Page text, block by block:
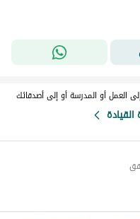
العمل أو المدرسة أو إلى أصدقائك